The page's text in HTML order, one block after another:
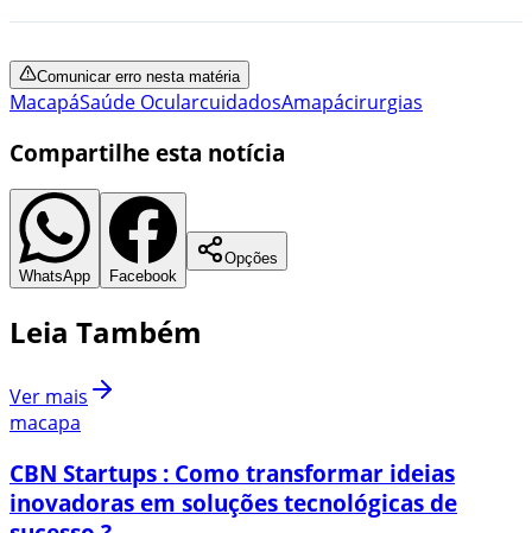
Comunicar erro nesta matéria
MacapáSaúde OcularcuidadosAmapácirurgias
Compartilhe esta notícia
WhatsApp Facebook
Opções
Leia Também
Ver mais
macapa
CBN Startups : Como transformar ideias
inovadoras em soluções tecnológicas de